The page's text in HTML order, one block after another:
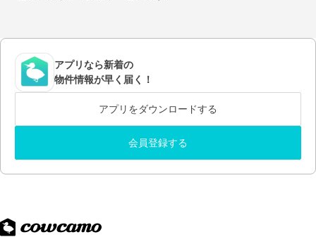
アプリなら新着の
物件情報が早く届く！
アプリをダウンロードする
会員登録する